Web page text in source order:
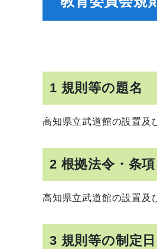
1 規則等の題名
高知県立武道館の設置及
2 根拠法令・条項
高知県立武道館の設置及
3 規則等の制定日